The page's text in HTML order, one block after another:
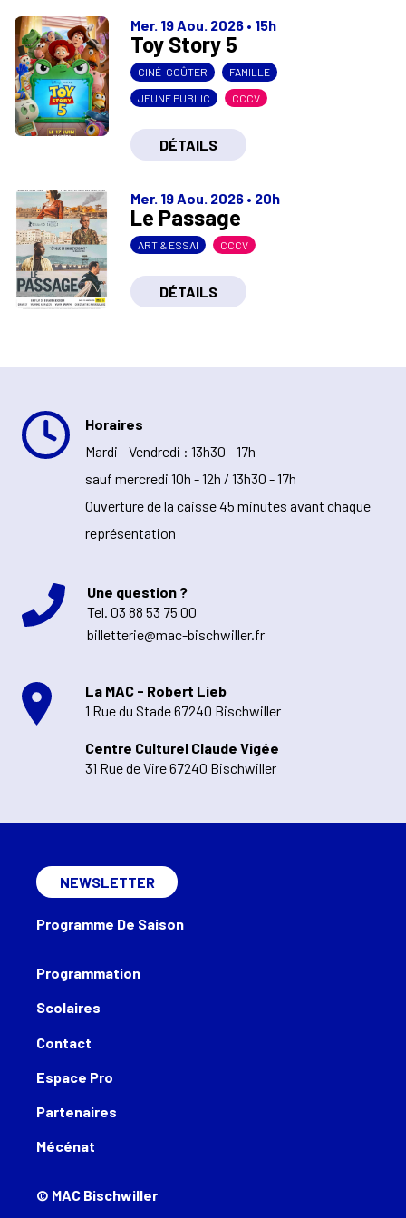
Mer. 19 Aou. 2026 • 15h
Toy Story 5
CINÉ-GOÛTER FAMILLE
JEUNE PUBLIC CCCV
DÉTAILS
Mer. 19 Aou. 2026 • 20h
Le Passage
ART & ESSAI CCCV
DÉTAILS
Horaires
Mardi - Vendredi : 13h30 - 17h
sauf mercredi 10h - 12h / 13h30 - 17h
Ouverture de la caisse 45 minutes avant chaque
représentation
Une question ?
Tel. 03 88 53 75 00
billetterie@mac-bischwiller.fr
La MAC - Robert Lieb
1 Rue du Stade 67240 Bischwiller
Centre Culturel Claude Vigée
31 Rue de Vire 67240 Bischwiller
Programmation
Scolaires
Contact
Espace Pro
Partenaires
Mécénat
NEWSLETTER
Programme De Saison
© MAC Bischwiller